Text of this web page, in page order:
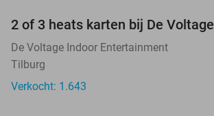
2 of 3 heats karten bij De Voltage
De Voltage Indoor Entertainment
Tilburg
Verkocht: 1.643